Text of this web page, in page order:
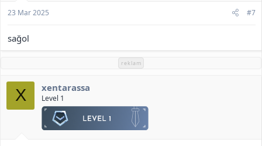
23 Mar 2025 #7
sağol
reklam
X xentarassa
Level 1